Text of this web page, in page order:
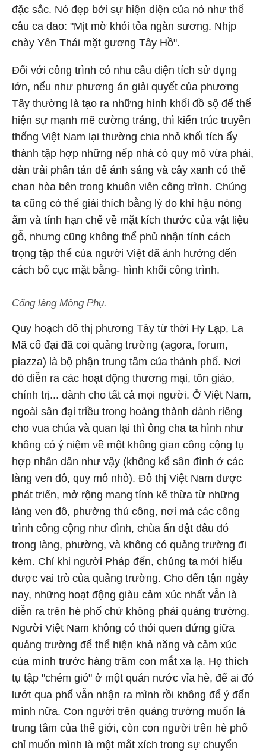
đặc sắc. Nó đẹp bởi sự hiện diện của nó như thể
câu ca dao: "Mịt mờ khói tỏa ngàn sương. Nhịp
chày Yên Thái mặt gương Tây Hồ".
Đối với công trình có nhu cầu diện tích sử dụng
lớn, nếu như phương án giải quyết của phương
Tây thường là tạo ra những hình khối đồ sộ để thể
hiện sự mạnh mẽ cường tráng, thì kiến trúc truyền
thống Việt Nam lại thường chia nhỏ khối tích ấy
thành tập hợp những nếp nhà có quy mô vừa phải,
dàn trải phân tán để ánh sáng và cây xanh có thể
chan hòa bên trong khuôn viên công trình. Chúng
ta cũng có thể giải thích bằng lý do khí hậu nóng
ẩm và tính hạn chế về mặt kích thước của vật liệu
gỗ, nhưng cũng không thể phủ nhận tính cách
trọng tập thể của người Việt đã ảnh hưởng đến
cách bố cục mặt bằng- hình khối công trình.
Cổng làng Mông Phụ.
Quy hoạch đô thị phương Tây từ thời Hy Lạp, La
Mã cổ đại đã coi quảng trường (agora, forum,
piazza) là bộ phận trung tâm của thành phố. Nơi
đó diễn ra các hoạt động thương mại, tôn giáo,
chính trị... dành cho tất cả mọi người. Ở Việt Nam,
ngoài sân đại triều trong hoàng thành dành riêng
cho vua chúa và quan lại thì ông cha ta hình như
không có ý niệm về một không gian công cộng tụ
hợp nhân dân như vậy (không kể sân đình ở các
làng ven đô, quy mô nhỏ). Đô thị Việt Nam được
phát triển, mở rộng mang tính kế thừa từ những
làng ven đô, phường thủ công, nơi mà các công
trình công cộng như đình, chùa ẩn dật đâu đó
trong làng, phường, và không có quảng trường đi
kèm. Chỉ khi người Pháp đến, chúng ta mới hiểu
được vai trò của quảng trường. Cho đến tận ngày
nay, những hoạt động giàu cảm xúc nhất vẫn là
diễn ra trên hè phố chứ không phải quảng trường.
Người Việt Nam không có thói quen đứng giữa
quảng trường để thể hiện khả năng và cảm xúc
của mình trước hàng trăm con mắt xa lạ. Họ thích
tụ tập "chém gió" ở một quán nước vỉa hè, để ai đó
lướt qua phố vẫn nhận ra mình rồi không để ý đến
mình nữa. Con người trên quảng trường muốn là
trung tâm của thế giới, còn con người trên hè phố
chỉ muốn mình là một mắt xích trong sự chuyển